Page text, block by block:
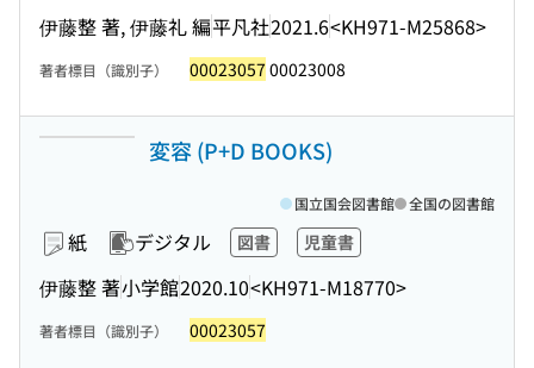
伊藤整 著, 伊藤礼 編平凡社2021.6<KH971-M25868>
著者標目（識別子） 00023057 00023008
変容 (P+D BOOKS)
紙 デジタル 図書 児童書
伊藤整 著小学館2020.10<KH971-M18770>
国立国会図書館 全国の図書館
著者標目（識別子） 00023057